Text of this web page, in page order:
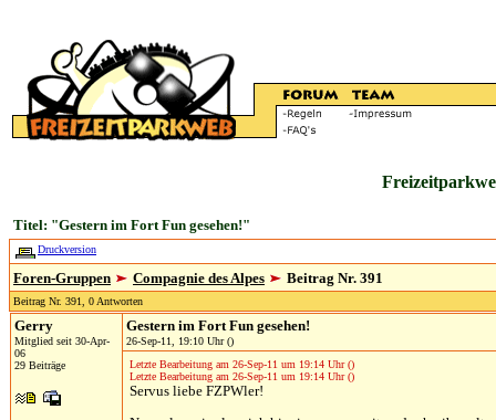
Titel: "Gestern im Fort Fun gesehen!"
Druckversion
Foren-Gruppen Compagnie des Alpes Beitrag Nr. 391
Beitrag Nr. 391, 0 Antworten
Gerry
Mitglied seit 30-Apr-
06
29 Beiträge
Gestern im Fort Fun gesehen!
26-Sep-11, 19:10 Uhr ()
Letzte Bearbeitung am 26-Sep-11 um 19:14 Uhr ()
Letzte Bearbeitung am 26-Sep-11 um 19:14 Uhr ()
Servus liebe FZPWler!